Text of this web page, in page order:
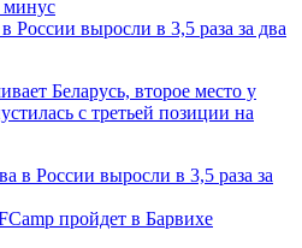
выросли в 3,5 раза за два
Беларусь, второе место у
с третьей позиции на
пройдет в Барвихе